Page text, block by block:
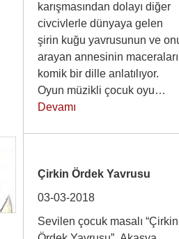
karışmasından dolayı diğer
civcivlerle dünyaya gelen
şirin kuğu yavrusunun ve
arayan annesinin maceraları
komik bir dille anlatılıyor.
Oyun müzikli çocuk oyu…
Devamı
Çirkin Ördek Yavrusu
03-03-2018
Sevilen çocuk masalı “Çirkin